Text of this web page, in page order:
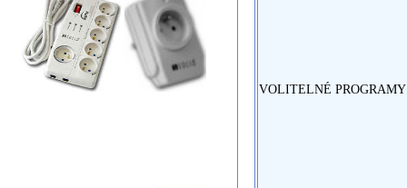
VOLITELNÉ PROGRAMY